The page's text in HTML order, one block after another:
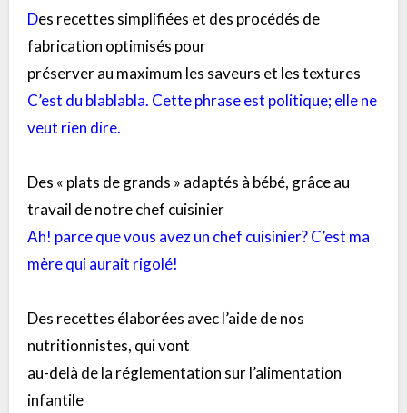
Des recettes simplifiées et des procédés de
fabrication optimisés pour
préserver au maximum les saveurs et les textures
C’est du blablabla. Cette phrase est politique; elle ne
veut rien dire.
Des « plats de grands » adaptés à bébé, grâce au
travail de notre chef cuisinier
Ah! parce que vous avez un chef cuisinier? C’est ma
mère qui aurait rigolé!
Des recettes élaborées avec l’aide de nos
nutritionnistes, qui vont
au-delà de la réglementation sur l’alimentation
infantile